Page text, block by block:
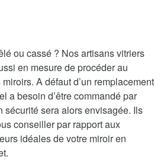
ou cassé ? Nos artisans vitriers
en mesure de procéder au
A défaut d’un remplacement
a besoin d’être commandé par
sécurité sera alors envisagée. Ils
conseiller par rapport aux
idéales de votre miroir en